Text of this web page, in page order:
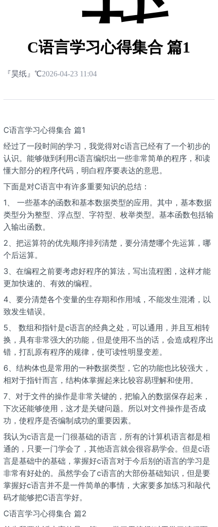
栈
C语言学习心得集合 篇1
『昊纸』℃2026-04-23 11:04
C语言学习心得集合 篇1
经过了一段时间的学习，我觉得对c语言已经有了一个初步的
认识。能够做到利用c语言编织出一些非常简单的程序，和读
懂大部分的程序代码，明白程序要表达的意思。
下面是对C语言中有许多重要知识的总结：
1、 一些基本的函数和基本数据类型的应用。其中，基本数据
类型分为整型、浮点型、字符型、枚举类型。基本函数包括输
入输出函数。
2、把运算符的优先顺序排列清楚，要分清楚哪个先运算，哪
个后运算。
3、在编程之前要考虑好程序的算法，写出流程图，这样才能
更加快速的、有效的编程。
4、要分清楚各个变量的生存期和作用域，不能发生混淆，以
致发生错误。
5、 数组和指针是c语言的经典之处，可以通用，并且互相转
换，具有非常强大的功能，但是使用不当的话，会造成程序出
错，打乱原有程序的规律，使可读性明显变差。
6、结构体也是常用的一种数据类型，它的功能也比较强大，
相对于指针而言，结构体掌握起来比较容易理解和使用。
7、对于文件的操作是非常关键的，把输入的数据保存起来，
下次还能够使用，这才是关键问题。所以对文件操作是否成
功，使程序是否编制成功的重要因素。
我认为c语言是一门很基础的语言，所有的计算机语言都是相
通的，只要一门学会了，其他语言就会很容易学会。但是c语
言是基础中的基础，掌握好c语言对于今后别的语言的学习是
非常有好处的。虽然学会了c语言的大部份基础知识，但是要
掌握好c语言并不是一件简单的事情，大家要多加练习和敲代
码才能够把C语言学好。
C语言学习心得集合 篇2